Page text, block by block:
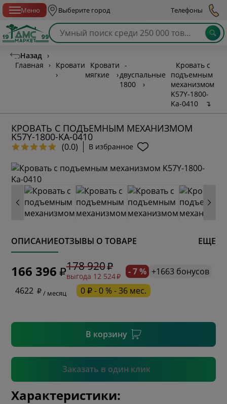
Меню Выберите город Телефоны
Назад ›
Главная
›
Кровати
›
Кровати
мягкие
›
-
двуспальные
1800
›
Кровать с
подъемным
механизмом
K57Y-1800-
Ka-0410
↴
КРОВАТЬ С ПОДЪЕМНЫМ МЕХАНИЗМОМ
K57Y-1800-KA-0410
(0.0) В избранное
ОПИСАНИЕОТЗЫВЫ О ТОВАРЕ ЕЩЕ
166 396 178 920
выгода 12 524 - 7 % +1663 бонусов
4622
/ месяц 0 ₽ - 0 % - 36 мес.
В корзину
Заказать в один клик
* обязательное поле
* необязательное поле
Подтвердить
Характеристики: